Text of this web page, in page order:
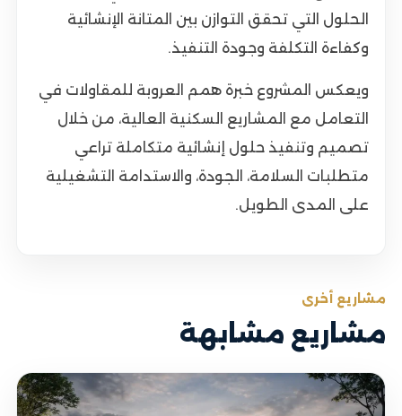
الحلول التي تحقق التوازن بين المتانة الإنشائية
وكفاءة التكلفة وجودة التنفيذ.
ويعكس المشروع خبرة همم العروبة للمقاولات في
التعامل مع المشاريع السكنية العالية، من خلال
تصميم وتنفيذ حلول إنشائية متكاملة تراعي
متطلبات السلامة، الجودة، والاستدامة التشغيلية
على المدى الطويل.
مشاريع أخرى
مشاريع مشابهة